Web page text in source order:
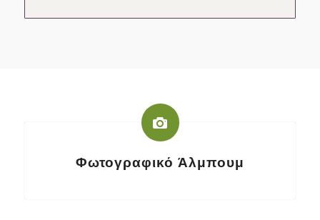
Φωτογραφικό Άλμπουμ